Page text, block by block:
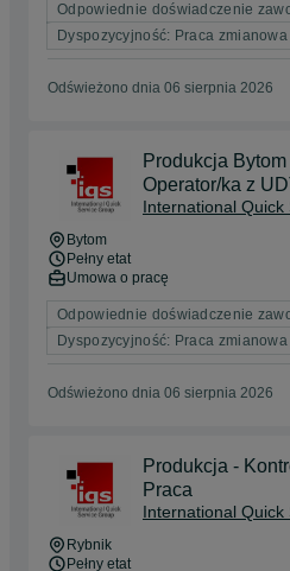
Odpowiednie doświadczenie
Dyspozycyjność: Praca zmianowa
Odświeżono dnia 06 sierpnia 2026
Produkcja
Operator/ka z
International Quick
Bytom
Pełny etat
Umowa o pracę
Odpowiednie doświadczenie
Dyspozycyjność: Praca zmianowa
Odświeżono dnia 06 sierpnia 2026
Produkcja -
Praca
International Quick
Rybnik
Pełny etat